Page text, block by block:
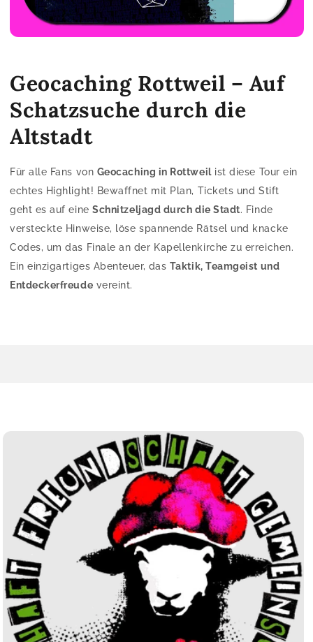
Geocaching Rottweil – Auf
Schatzsuche durch die
Altstadt
Für alle Fans von Geocaching in Rottweilist diese Tour ein
echtes Highlight! Bewaffnet mit Plan, Tickets und Stift
geht es auf eine Schnitzeljagd durch die Stadt. Finde
versteckte Hinweise, löse spannende Rätsel und knacke
Codes, um das Finale an der Kapellenkirche zu erreichen.
Ein einzigartiges Abenteuer, das Taktik, Teamgeist und
Entdeckerfreudevereint.